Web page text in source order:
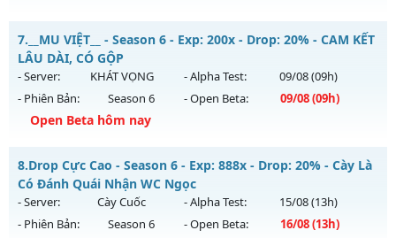
Thể loại: Mu Custom thêm đồ mới
Antihack: SharkAnti
MU HỎA LONG 6.9 - 🌍 Website: https://muhoalong.pro
Mu mới ra tháng 08 2026 - Mở máy chủ
https://facebook.com/muhoalongvào 08h ngày
05/08/2626
Exp: 9999x - Drop: 20%
Thể loại: Mu Nguyên bản Webzen
Antihack: XShield
7. __MU VIỆT__ - Season 6 - Exp: 200x - Drop: 20% - CAM KẾT
LÂU DÀI, CÓ GỘP
- Server: KHÁT VỌNG - Alpha Test: 09/08(09h)
- Phiên Bản:
Season 6 - Open Beta: 09/08(09h)
Open Beta hôm nay
Mu mới ra tháng 08 2026 - Mở máy chủ
09h ngày 09/08/2626
Exp: 200x - Drop: 20%
8.Drop Cực Cao - Season 6 - Exp: 888x - Drop: 20% - Cày Là
Có Đánh Quái Nhận WC Ngọc
- Server: Cày Cuốc - Alpha Test: 15/08(13h)
- Phiên Bản:
Season 6 - Open Beta: 16/08(13h)